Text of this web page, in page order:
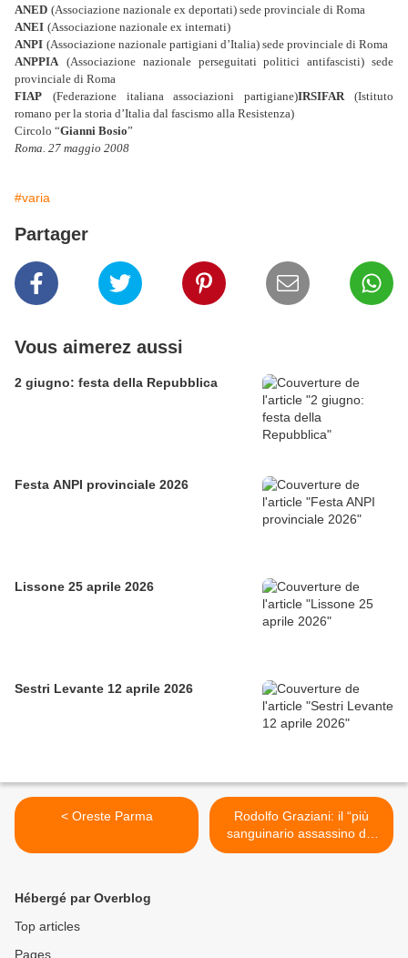
ANED (Associazione nazionale ex deportati) sede provinciale di Roma
ANEI (Associazione nazionale ex internati)
ANPI (Associazione nazionale partigiani d’Italia) sede provinciale di Roma
ANPPIA (Associazione nazionale perseguitati politici antifascisti) sede
provinciale di Roma
FIAP
(Federazione italiana associazioni partigiane)IRSIFAR(Istituto
romano per la storia d’Italia dal fascismo alla Resistenza)
Circolo “Gianni Bosio”
Roma. 27 maggio 2008
#varia
Partager
Vous aimerez aussi
2 giugno: festa della Repubblica
Festa ANPI provinciale 2026
Lissone 25 aprile 2026
Sestri Levante 12 aprile 2026
< Oreste Parma
Rodolfo Graziani: il “più
sanguinario assassino del
colonialismo italiano” >
Hébergé par Overblog
Top articles
Pages